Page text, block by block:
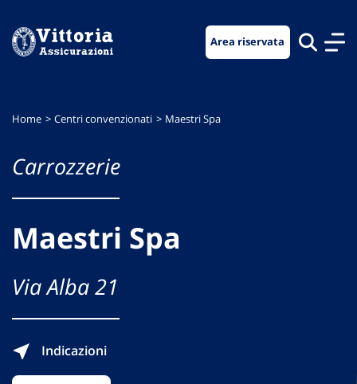
menu
contenuto
footer
Area riservata
Home Centri convenzionati Maestri Spa
Carrozzerie
Maestri Spa
Via Alba 21
Indicazioni